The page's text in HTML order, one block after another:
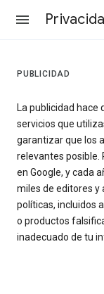
PUBLICIDAD
La publicidad hace
servicios que
garantizar que los
relevantes posible.
en Google, y cada
miles de editores y
políticas, incluidos
o productos
inadecuado de tu